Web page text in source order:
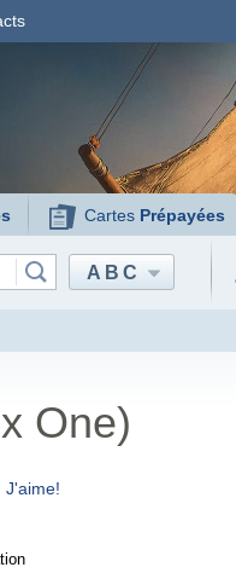
Cartes Prépayées
ABC
One)
J'aime!